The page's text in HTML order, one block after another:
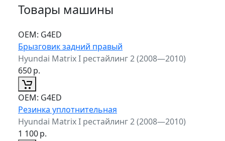
Товары машины
ОЕМ: G4ED
Брызговик задний правый
Hyundai Matrix I рестайлинг 2 (2008—2010)
650р.
ОЕМ: G4ED
Резинка уплотнительная
Hyundai Matrix I рестайлинг 2 (2008—2010)
1 100р.